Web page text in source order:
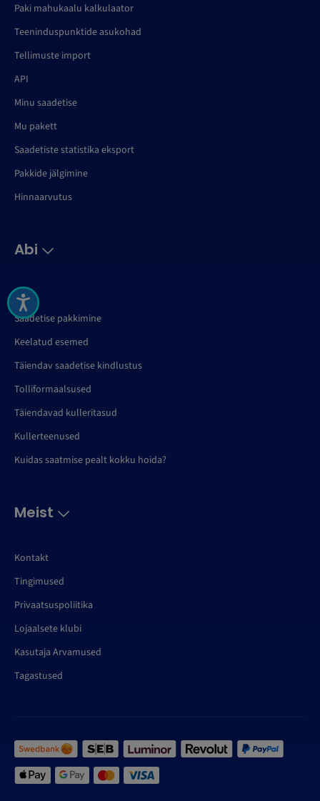
Paki mahukaalu kalkulaator
Teeninduspunktide asukohad
Tellimuste import
API
Minu saadetise
Mu pakett
Saadetiste statistika eksport
Pakkide jälgimine
Hinnaarvutus
Abi
KKK
Saadetise pakkimine
Keelatud esemed
Täiendav saadetise kindlustus
Tolliformaalsused
Täiendavad kulleritasud
Kullerteenused
Kuidas saatmise pealt kokku hoida?
Meist
Kontakt
Tingimused
Privaatsuspoliitika
Lojaalsete klubi
Kasutaja Arvamused
Tagastused